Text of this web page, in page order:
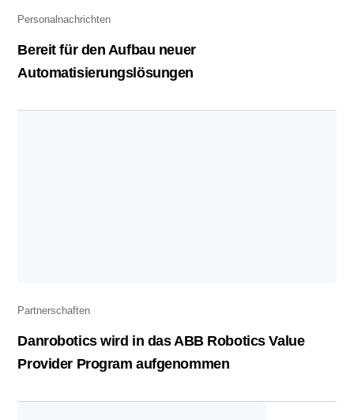
Personalnachrichten
Bereit für den Aufbau neuer
Automatisierungslösungen
Partnerschaften
Danrobotics wird in das ABB Robotics Value
Provider Program aufgenommen